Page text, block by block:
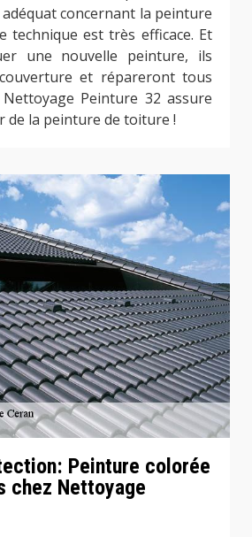
concernant la peinture
technique est très efficace. Et
une nouvelle peinture, ils
et répareront tous
Nettoyage Peinture 32 assure
de la peinture de toiture !
Peinture colorée
chez Nettoyage